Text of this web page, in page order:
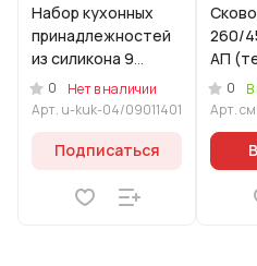
Набор кухонных
принадлежностей
из силикона 9
предметов
Красный
0
Нет в наличии
Арт. u-kuk-04/09011401
Подписаться
260/
АП
0
Арт.